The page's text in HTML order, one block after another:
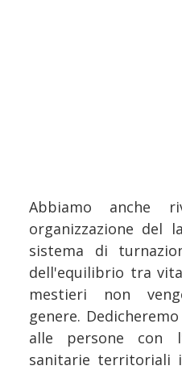
Abbiamo anche
organizzazione del
sistema di
dell'equilibrio tra
mestieri non
genere.
alle persone con
sanitarie territoriali